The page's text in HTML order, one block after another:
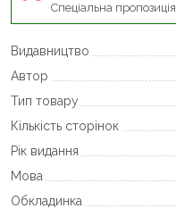
Спеціальна пропозиція
Видавництво
Автор
Тип товару
Кількість сторінок
Рік видання
Мова
Обкладинка